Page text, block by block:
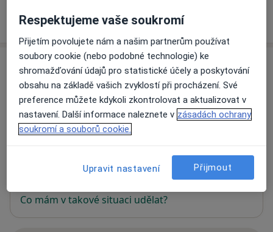
Adresa
urologie-kučera
Purkyňova 143, Vyškov 682 01
se otevře v nové záložce
Na této adrese online kalendář není aktivní
Co mám v takové situaci udělat?
Respektujeme vaše soukromí
Přijetím povolujete nám a našim partnerům používat
soubory cookie (nebo podobné technologie) ke
shromažďování údajů pro statistické účely a poskytování
obsahu na základě vašich zvyklostí při procházení. Své
preference můžete kdykoli zkontrolovat a aktualizovat v
nastavení. Další informace naleznete v zásadách ochrany
soukromí a souborů cookie.
Upravit nastavení Přijmout